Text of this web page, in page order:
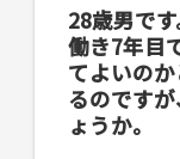
28歳男で
働き7年目
てよいの
るのです
ょうか。